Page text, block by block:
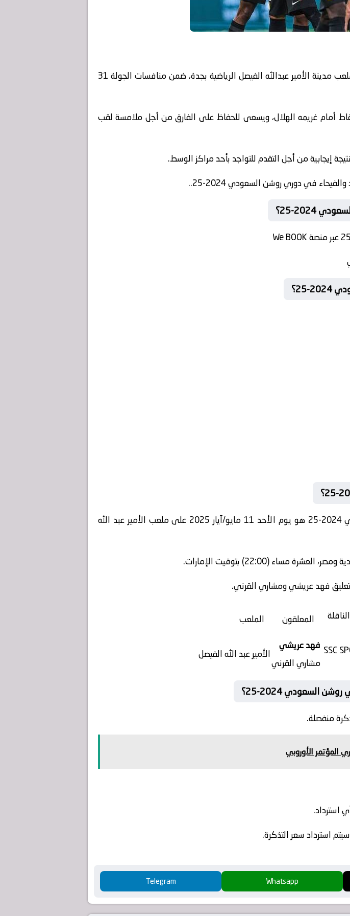
يستضيف الاتحاد نظيره الفيحاء، الأحد المقبل في مباراة مصيرية على ملعب مدينة الأمير عبدالله الفيصل الرياضية بجدة​​​​​، ضمن منافسات الجولة 31
الاتحاد ترتيب دوري روشن السعودي برصيد 71 نقطة بفارق 4 نقاط أمام غريمه الهلال، ويسعى للحفاظ على الفارق من أجل ملامسة لقب
في دوري روشن السعودي 2024-25..
2024-25؟
We BOOK
25؟
الأحد 11 مايو/آيار 2025
على ملعب الأمير عبد الله
ومصر، العشرة مساء(22:00)
بتوقيت الإمارات.
فهد عريشي ومشاري القرني.
المعلقون الملعب
SSC فهد عريشي
الأمير عبد الله الفيصل
مشاري القرني
السعودي 2024-25؟
منفصلة.
استرداد.
استرداد سعر التذكرة.
Whatsapp
Telegram